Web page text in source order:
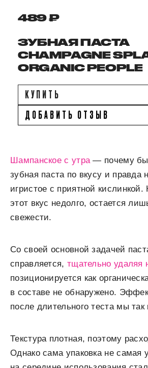
489 ₽
ЗУБНАЯ ПАСТА
CHAMPAGNE
ORGANIC PEOPLE
КУПИТЬ
ДОБАВИТЬ ОТЗЫВ
Шампанское с утра— почему бы
зубная паста по вкусу и правда
игристое с приятной
этот вкус недолго, остается
свежести.
Со своей основной задачей
справляется, тщательно удаляя
позиционируется как
в составе не обнаружено.
после длительного теста мы
Текстура плотная, поэтому
Однако сама упаковка не самая